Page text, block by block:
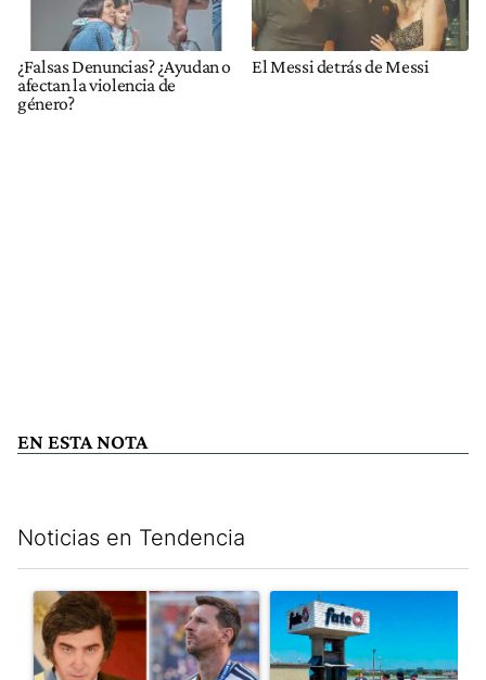
¿Falsas Denuncias? ¿Ayudan o
afectan la violencia de
género?
El Messi detrás de Messi
EN ESTA NOTA
Noticias en Tendencia
Un artículo de tendencia con el título "Milei despidió a Jorge
Un artículo de tendencia